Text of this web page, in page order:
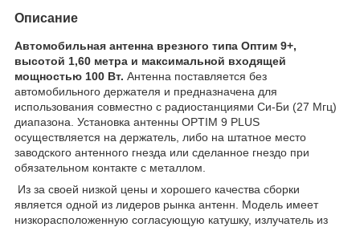
Описание
Автомобильная антенна врезного типа Оптим 9+,
высотой 1,60 метра и максимальной входящей
мощностью 100 Вт. Антенна поставляется без
автомобильного держателя и предназначена для
использования совместно с радиостанциями Си-Би (27 Мгц)
диапазона. Установка антенны OPTIM 9 PLUS
осуществляется на держатель, либо на штатное место
заводского антенного гнезда или сделанное гнездо при
обязательном контакте с металлом.
Из за своей низкой цены и хорошего качества сборки
является одной из лидеров рынка антенн. Модель имеет
низкорасположенную согласующую катушку, излучатель из